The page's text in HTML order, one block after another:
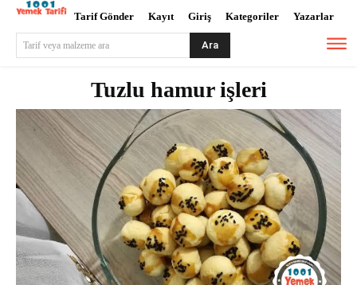
Tarif Gönder Kayıt Giriş Kategoriler Yazarlar
Tarif veya malzeme ara Ara
Tuzlu hamur işleri